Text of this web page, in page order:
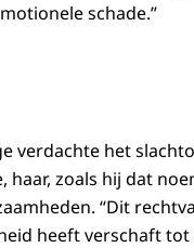
schade.”
verdachte het
haar, zoals hij dat
“Dit
heeft verschaft